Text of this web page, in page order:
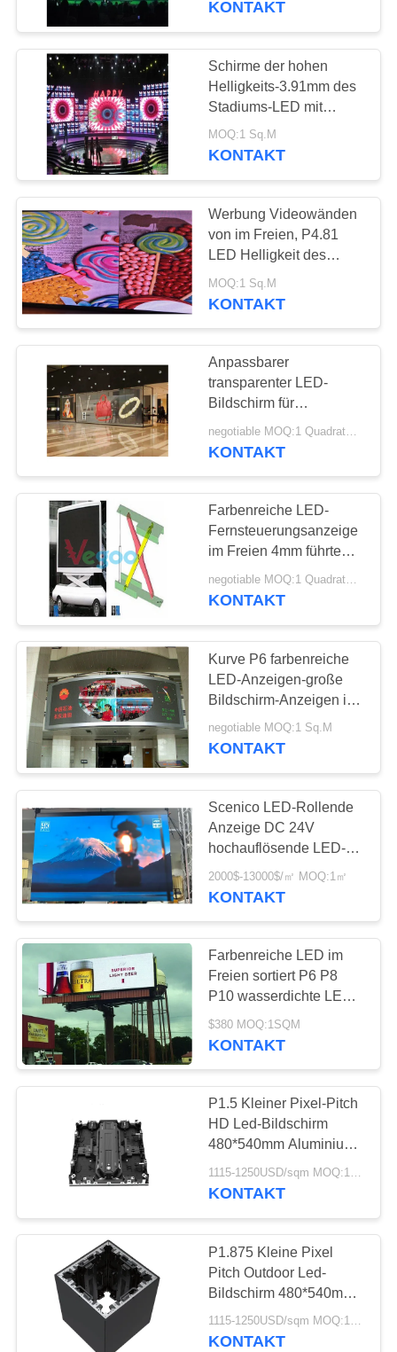
KONTAKT
Schirme der hohen
Helligkeits-3.91mm des
Stadiums-LED mit
ROHS/FCC 1000cd/㎡
MOQ:1 Sq.M
KONTAKT
Werbung Videowänden
von im Freien, P4.81
LED Helligkeit des
Schirm-Brett-1100cd/㎡
MOQ:1 Sq.M
KONTAKT
Anpassbarer
transparenter LED-
Bildschirm für
Glasvorhangwand mit
hoher Transparenz
negotiable MOQ:1 Quadratmeter/1 Stück
KONTAKT
Farbenreiche LED-
Fernsteuerungsanzeige
im Freien 4mm führte
Schirm 9500K - 11500K
negotiable MOQ:1 Quadratmeter/1 Stück
KONTAKT
Kurve P6 farbenreiche
LED-Anzeigen-große
Bildschirm-Anzeigen im
Freien
negotiable MOQ:1 Sq.M
KONTAKT
Scenico LED-Rollende
Anzeige DC 24V
hochauflösende LED-
Innenanzeige
2000$-13000$/㎡ MOQ:1㎡
KONTAKT
Farbenreiche LED im
Freien sortiert P6 P8
P10 wasserdichte LED
Videowerbungs-
Anschlagtafel der wand-
$380 MOQ:1SQM
KONTAKT
P1.5 Kleiner Pixel-Pitch
HD Led-Bildschirm
480*540mm Aluminium-
Gießschrank COB Flip
Chip für Konferenzraum
1115-1250USD/sqm MOQ:1 m2
KONTAKT
P1.875 Kleine Pixel
Pitch Outdoor Led-
Bildschirm 480*540mm
nahtlose Anzeige COB
Flip Chip für
1115-1250USD/sqm MOQ:1 m2
KONTAKT